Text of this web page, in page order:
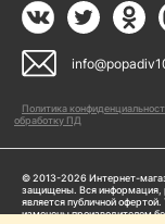
Политика
обработку ПД
© 2013-2026 Интернет-
защищены. Вся информация,
является публичной
изменены производителем